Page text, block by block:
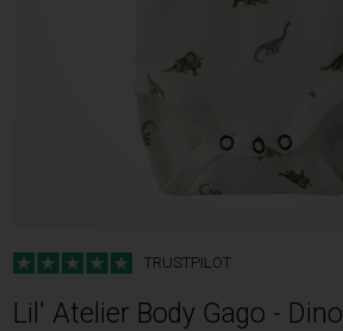
TRUSTPILOT
Lil' Atelier Body Gago - Dino